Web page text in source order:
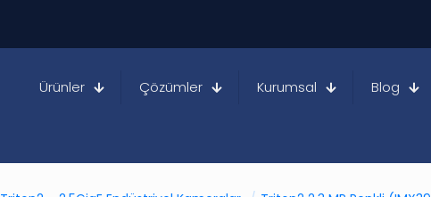
Ürünler Çözümler Kurumsal Blog